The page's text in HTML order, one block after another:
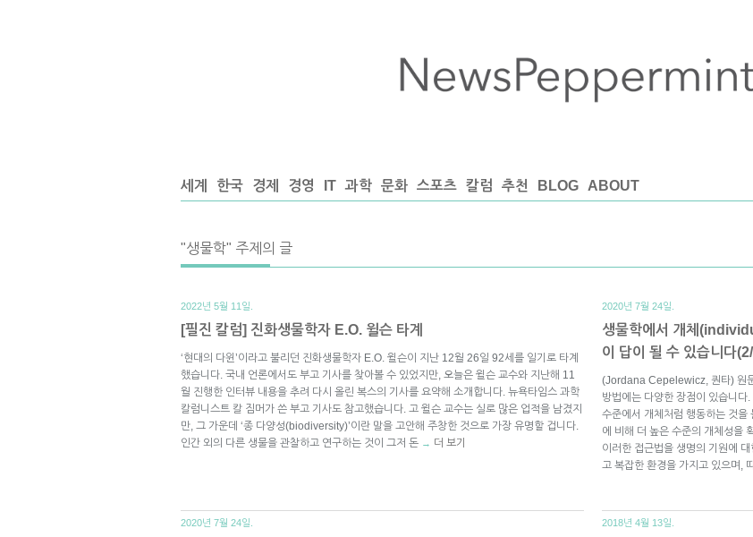
세계 한국 경제 경영 IT 과학 문화 스포츠 칼럼 추천 BLOG ABOUT
"생물학" 주제의 글
2022년 5월 11일.
[필진 칼럼] 진화생물학자 E.O. 윌슨 타계
‘현대의 다윈’이라고 불리던 진화생물학자 E.O. 윌슨이 지난 12월 26일 92세를 일기로 타계
했습니다. 국내 언론에서도 부고 기사를 찾아볼 수 있었지만, 오늘은 윌슨 교수와 지난해 11
월 진행한 인터뷰 내용을 추려 다시 올린 복스의 기사를 요약해 소개합니다. 뉴욕타임스 과학
칼럼니스트 칼 짐머가 쓴 부고 기사도 참고했습니다. 고 윌슨 교수는 실로 많은 업적을 남겼지
만, 그 가운데 ‘종 다양성(biodiversity)’이란 말을 고안해 주창한 것으로 가장 유명할 겁니다.
인간 외의 다른 생물을 관찰하고 연구하는 것이 그저 돈 → 더 보기
2020년 7월 24일.
생물학에서 개체
이 답이 될 수 있습니다
(Jordana Cepelewicz, 퀀타) 원
방법에는 다양한 장점이 있습니
수준에서 개체처럼 행동하는 것을
에 비해 더 높은 수준의 개체성을
이러한 접근법을 생명의 기원에
고 복잡한 환경을 가지고 있으며,
2020년 7월 24일. 2018년 4월 13일.